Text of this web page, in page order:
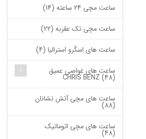
ساعت مچی 24 ساعته (14)
ساعت مچی تک عقربه (22)
ساعت های اِسکُرو استرالیا (4)
ساعت های غواصی عمیق
CHRIS BENZ (48)
ساعت های مچی آتش نشانان
(88)
ساعت های مچی اتوماتیک
(48)